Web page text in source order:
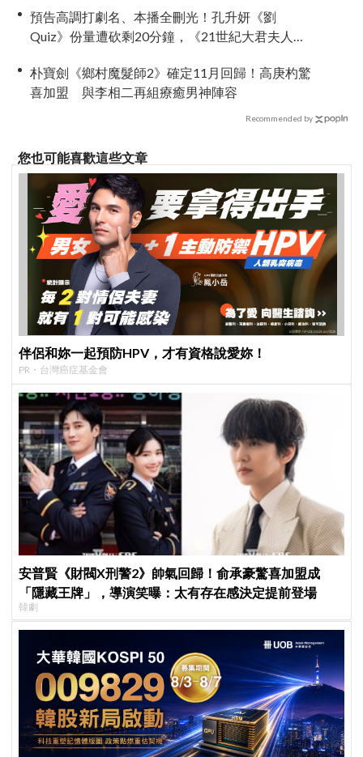
預告高調打劇名、本播全刪光！孔升妍《劉
Quiz》份量遭砍剩20分鐘，《21世紀大君夫人》
朴寶劍《鄉村魔髮師2》確定11月回歸！高庚杓驚
喜加盟 與李相二再組療癒男神陣容
Recommended by
您也可能喜歡這些文章
伴侶和妳一起預防HPV，才有資格說愛妳！
PR・台灣癌症基金會
安普賢《財閥X刑警2》帥氣回歸！俞承豪驚喜加盟成
「隱藏王牌」，導演笑曝：太有存在感決定提前登場
韓劇